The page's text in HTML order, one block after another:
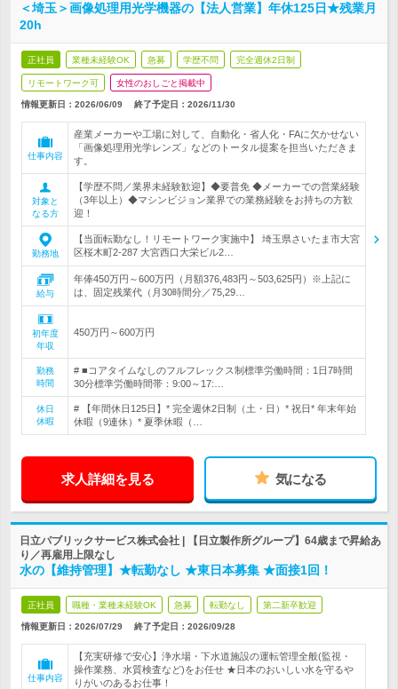
＜埼玉＞画像処理用光学機器の【法人営業】年休125日★残業月
20h
正社員 業種未経験OK 急募 学歴不問 完全週休2日制
リモートワーク可 女性のおしごと掲載中
情報更新日：2026/06/09 終了予定日： 2026/11/30
仕事内容
産業メーカーや工場に対して、自動化・省人化・FAに欠かせない
「画像処理用光学レンズ」などのトータル提案を担当いただきま
す。
対象と
なる方
【学歴不問／業界未経験歓迎】◆要普免 ◆メーカーでの営業経験
（3年以上）◆マシンビジョン業界での業務経験をお持ちの方歓
迎！
勤務地
【当面転勤なし！リモートワーク実施中】 埼玉県さいたま市大宮
区桜木町2-287 大宮西口大栄ビル2…
給与
年俸450万円～600万円（月額376,483円～503,625円）※上記に
は、固定残業代（月30時間分／75,29…
初年度
年収
450万円～600万円
勤務
時間
# ■コアタイムなしのフルフレックス制標準労働時間：1日7時間
30分標準労働時間帯：9:00～17:…
休日
休暇
# 【年間休日125日】* 完全週休2日制（土・日）* 祝日* 年末年始
休暇（9連休）* 夏季休暇（…
求人詳細を見る 気になる
日立パブリックサービス株式会社 | 【日立製作所グループ】64歳まで昇給あ
り／再雇用上限なし
水の【維持管理】★転勤なし ★東日本募集 ★面接1回！
正社員 職種・業種未経験OK 急募 転勤なし 第二新卒歓迎
情報更新日：2026/07/29 終了予定日： 2026/09/28
仕事内容
【充実研修で安心】浄水場・下水道施設の運転管理全般(監視・
操作業務、水質検査など)をお任せ ★日本のおいしい水を守るや
りがいのあるお仕事！